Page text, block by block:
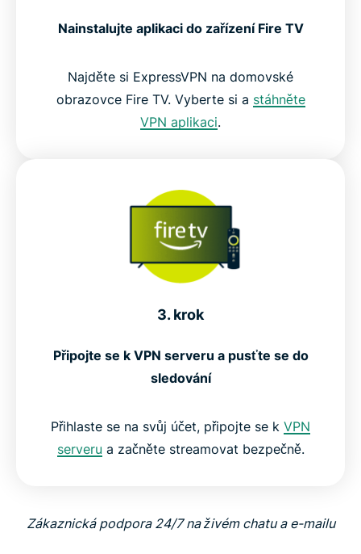
Nainstalujte aplikaci do zařízení Fire TV
Najděte si ExpressVPN na domovské
obrazovce Fire TV. Vyberte si a stáhněte
VPN aplikaci.
3. krok
Připojte se k VPN serveru a pusťte se do
sledování
Přihlaste se na svůj účet, připojte se k VPN
serveru a začněte streamovat bezpečně.
Zákaznická podpora 24/7 na živém chatu a e-mailu